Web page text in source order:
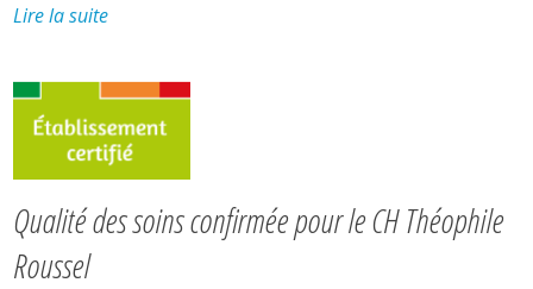
Lire la suite
Qualité des soins confirmée pour le CH Théophile
Roussel